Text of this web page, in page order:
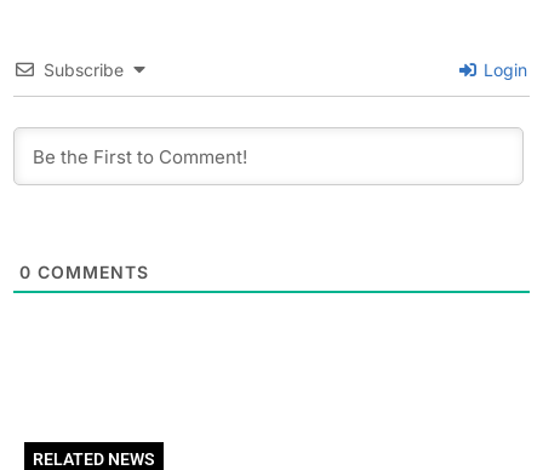
Subscribe Login
0 COMMENTS
RELATED NEWS